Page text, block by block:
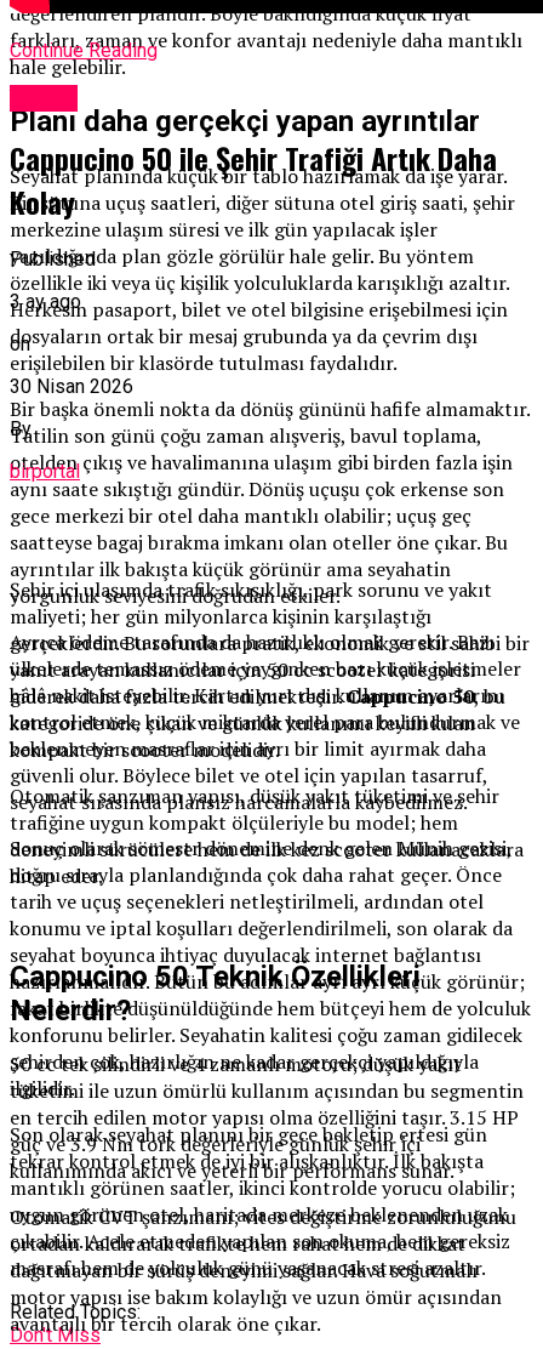
değerlendiren plandır. Böyle bakıldığında küçük fiyat
farkları, zaman ve konfor avantajı nedeniyle daha mantıklı
hale gelebilir.
Planı daha gerçekçi yapan ayrıntılar
Seyahat planında küçük bir tablo hazırlamak da işe yarar.
Bir sütuna uçuş saatleri, diğer sütuna otel giriş saati, şehir
merkezine ulaşım süresi ve ilk gün yapılacak işler
yazıldığında plan gözle görülür hale gelir. Bu yöntem
özellikle iki veya üç kişilik yolculuklarda karışıklığı azaltır.
Herkesin pasaport, bilet ve otel bilgisine erişebilmesi için
dosyaların ortak bir mesaj grubunda ya da çevrim dışı
erişilebilen bir klasörde tutulması faydalıdır.
Bir başka önemli nokta da dönüş gününü hafife almamaktır.
Tatilin son günü çoğu zaman alışveriş, bavul toplama,
otelden çıkış ve havalimanına ulaşım gibi birden fazla işin
aynı saate sıkıştığı gündür. Dönüş uçuşu çok erkense son
gece merkezi bir otel daha mantıklı olabilir; uçuş geç
saatteyse bagaj bırakma imkanı olan oteller öne çıkar. Bu
ayrıntılar ilk bakışta küçük görünür ama seyahatin
yorgunluk seviyesini doğrudan etkiler.
Ayrıca ödeme tarafında da hazırlıklı olmak gerekir. Bazı
ülkelerde temassız ödeme yaygınken bazı küçük işletmeler
hâlâ nakit isteyebilir. Kartın yurt dışı kullanım ayarlarını
kontrol etmek, küçük miktarda yerel para bulundurmak ve
beklenmeyen masraflar için ayrı bir limit ayırmak daha
güvenli olur. Böylece bilet ve otel için yapılan tasarruf,
seyahat sırasında plansız harcamalarla kaybedilmez.
Sonuç olarak sömestr dönemine denk gelen Münih gezisi,
doğru sırayla planlandığında çok daha rahat geçer. Önce
tarih ve uçuş seçenekleri netleştirilmeli, ardından otel
konumu ve iptal koşulları değerlendirilmeli, son olarak da
seyahat boyunca ihtiyaç duyulacak internet bağlantısı
hazırlanmalıdır. Bütün bu adımlar ayrı ayrı küçük görünür;
fakat birlikte düşünüldüğünde hem bütçeyi hem de yolculuk
konforunu belirler. Seyahatin kalitesi çoğu zaman gidilecek
şehirden çok, hazırlığın ne kadar gerçekçi yapıldığıyla
ilgilidir.
Son olarak seyahat planını bir gece bekletip ertesi gün
tekrar kontrol etmek de iyi bir alışkanlıktır. İlk bakışta
mantıklı görünen saatler, ikinci kontrolde yorucu olabilir;
uygun görünen otel, haritada merkeze beklenenden uzak
çıkabilir. Acele etmeden yapılan son okuma, hem gereksiz
masrafı hem de yolculuk günü yaşanacak stresi azaltır.
Related Topics:
Don't Miss
Continue Reading
Cappucino 50 ile Şehir Trafiği Artık Daha
Kolay
Published
3 ay ago
on
30 Nisan 2026
By
birportal
Şehir içi ulaşımda trafik sıkışıklığı, park sorunu ve yakıt
maliyeti; her gün milyonlarca kişinin karşılaştığı
gerçeklerdir. Bu sorunlara pratik, ekonomik ve stil sahibi bir
yanıt arayan kullanıcılar için 50 cc scooter kategorisi
giderek daha fazla tercih edilmektedir.Cappucino 50, bu
kategoride öne çıkan ve günlük kullanımı keyifli kılan
kompakt bir scooter modelidir.
Otomatik şanzıman yapısı, düşük yakıt tüketimi ve şehir
trafiğine uygun kompakt ölçüleriyle bu model; hem
deneyimli sürücülere hem de ilk kez scooter kullanacaklara
hitap eder.
Cappucino 50 Teknik Özellikleri
Nelerdir?
50 cc tek silindirli ve 4 zamanlı motoru; düşük yakıt
tüketimi ile uzun ömürlü kullanım açısından bu segmentin
en tercih edilen motor yapısı olma özelliğini taşır. 3.15 HP
güç ve 3.9 Nm tork değerleriyle günlük şehir içi
kullanımında akıcı ve yeterli bir performans sunar.
Otomatik CVT şanzımanı; vites değiştirme zorunluluğunu
ortadan kaldırarak trafikte hem rahat hem de dikkat
dağıtmayan bir sürüş deneyimi sağlar. Hava soğutmalı
motor yapısı ise bakım kolaylığı ve uzun ömür açısından
avantajlı bir tercih olarak öne çıkar.